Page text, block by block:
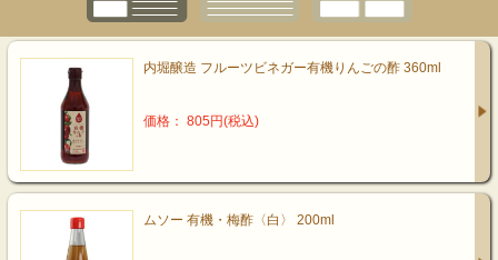
内堀醸造 フルーツビネガー有機りんごの酢 360ml
価格： 805円(税込)
ムソー 有機・梅酢〈白〉 200ml